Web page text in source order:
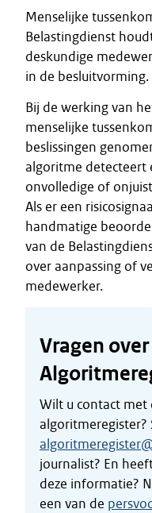
Menselijke
Belastingdienst
deskundige
in de besluitvorming.
Bij de werking van
menselijke
beslissingen
algoritme detecteert
onvolledige of
Als er een
handmatige
van de
over aanpassing of
medewerker.
Vragen
Wilt u contact met
algoritmeregister?
journalist? En
deze informatie?
een van de